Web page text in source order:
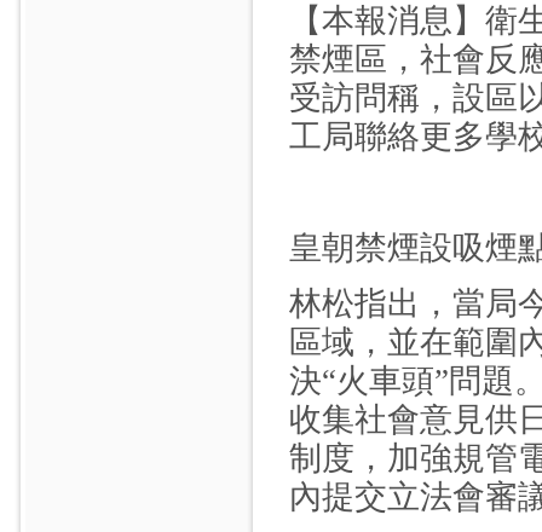
【本報消息】
禁煙區，社會反
受訪問稱，設區
工局聯絡更多學
皇朝禁煙設吸煙
林松指出，當局
區域，並在範圍
決“火車頭”問題
收集社會意見供
制度，加強規管
內提交立法會審